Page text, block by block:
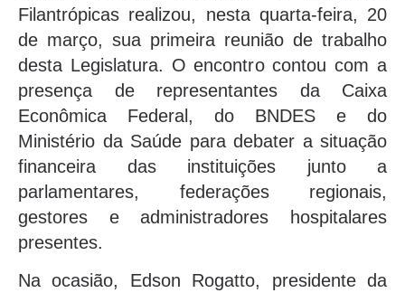
Filantrópicas realizou, nesta quarta-feira, 20
de março, sua primeira reunião de trabalho
desta Legislatura. O encontro contou com a
presença de representantes da Caixa
Econômica Federal, do BNDES e do
Ministério da Saúde para debater a situação
financeira das instituições junto a
parlamentares, federações regionais,
gestores e administradores hospitalares
presentes.
Na ocasião, Edson Rogatto, presidente da